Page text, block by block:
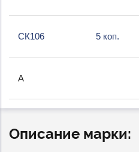
СК106 5 коп.
А
Описание марки: